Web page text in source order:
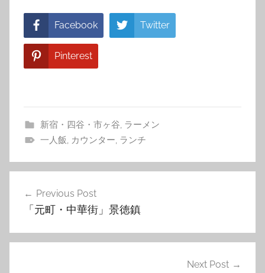
Facebook Twitter
Pinterest
新宿・四谷・市ヶ谷 ラーメン
一人飯
カウンター ランチ
ビ
Previous Post
「元町・中華街」景徳鎮
Next Post